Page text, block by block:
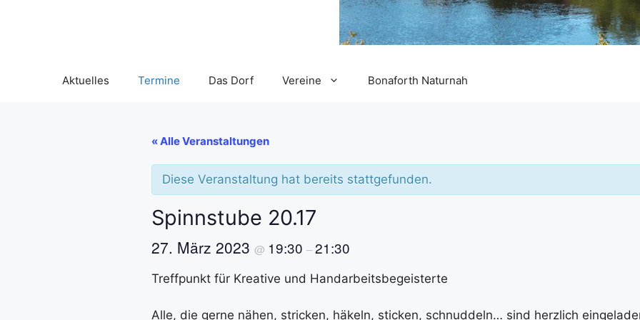
Aktuelles Termine Das Dorf Vereine Bonaforth Naturnah
« Alle Veranstaltungen
Diese Veranstaltung hat bereits stattgefunden.
Spinnstube 20.17
27. März 2023 @ 19:30 –21:30
Treffpunkt für Kreative und Handarbeitsbegeisterte
Alle, die gerne nähen, stricken, häkeln, sticken, schnuddeln… sind herzlich